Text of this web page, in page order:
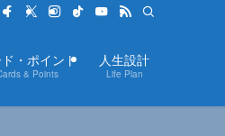
・ポイント
& Points
人生設計
Life Plan